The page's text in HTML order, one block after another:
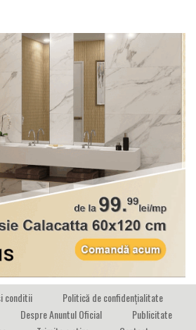
conditii
Politică de confidențialitate
Despre Anuntul Oficial
Publicitate